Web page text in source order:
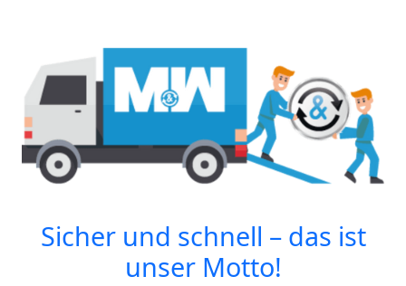
Sicher und schnell – das ist
unser Motto!